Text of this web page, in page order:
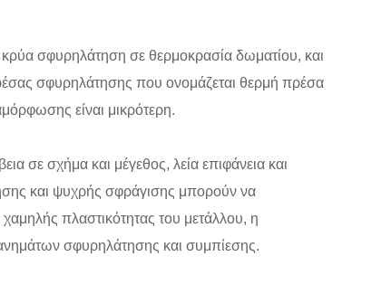
σφυρηλάτηση σε θερμοκρασία δωματίου, και
σφυρηλάτησης που ονομάζεται θερμή πρέσα
είναι μικρότερη.
σε σχήμα και μέγεθος, λεία επιφάνεια και
και ψυχρής σφράγισης μπορούν να
πλαστικότητας του μετάλλου, η
σφυρηλάτησης και συμπίεσης.